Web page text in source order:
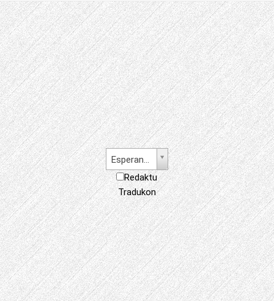
Esperanto
Redaktu
Tradukon